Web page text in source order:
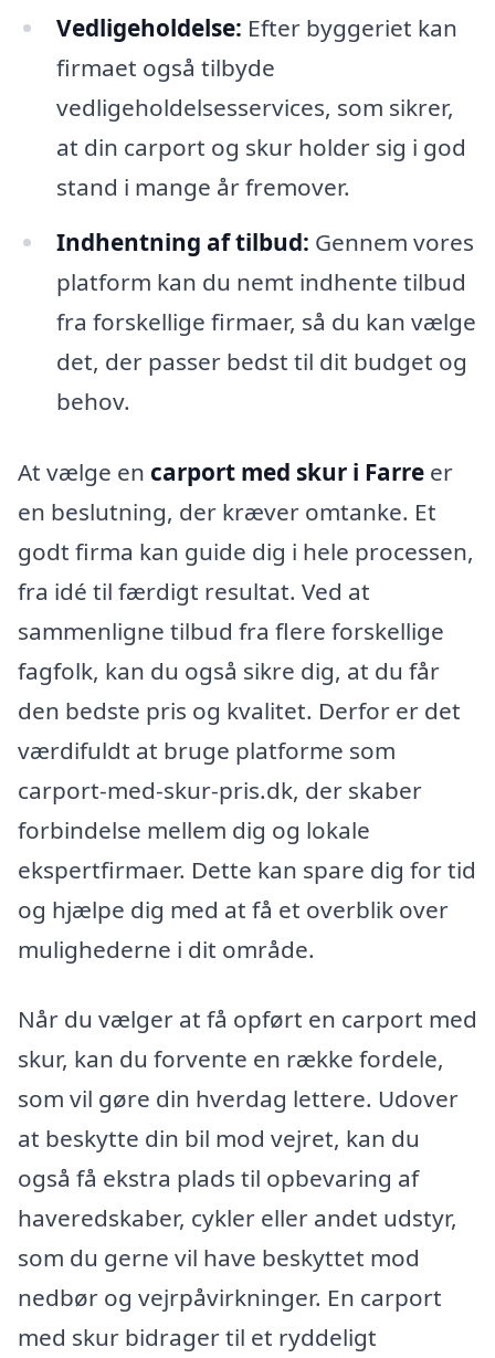
Vedligeholdelse: Efter byggeriet kan
firmaet også tilbyde
vedligeholdelsesservices, som sikrer,
at din carport og skur holder sig i god
stand i mange år fremover.
Indhentning af tilbud: Gennem vores
platform kan du nemt indhente tilbud
fra forskellige firmaer, så du kan vælge
det, der passer bedst til dit budget og
behov.
At vælge en carport med skur i Farre er
en beslutning, der kræver omtanke. Et
godt firma kan guide dig i hele processen,
fra idé til færdigt resultat. Ved at
sammenligne tilbud fra flere forskellige
fagfolk, kan du også sikre dig, at du får
den bedste pris og kvalitet. Derfor er det
værdifuldt at bruge platforme som
carport-med-skur-pris.dk, der skaber
forbindelse mellem dig og lokale
ekspertfirmaer. Dette kan spare dig for tid
og hjælpe dig med at få et overblik over
mulighederne i dit område.
Når du vælger at få opført en carport med
skur, kan du forvente en række fordele,
som vil gøre din hverdag lettere. Udover
at beskytte din bil mod vejret, kan du
også få ekstra plads til opbevaring af
haveredskaber, cykler eller andet udstyr,
som du gerne vil have beskyttet mod
nedbør og vejrpåvirkninger. En carport
med skur bidrager til et ryddeligt